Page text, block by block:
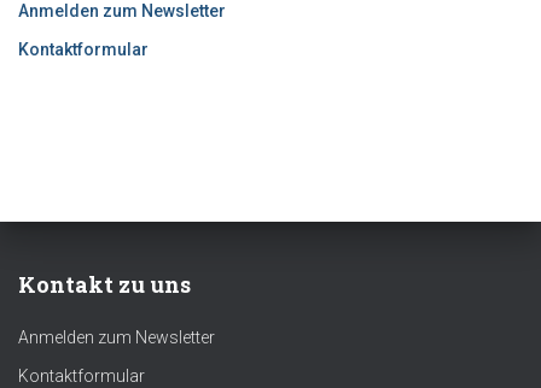
Anmelden zum Newsletter
Kontaktformular
Kontakt zu uns
Anmelden zum Newsletter
Kontaktformular